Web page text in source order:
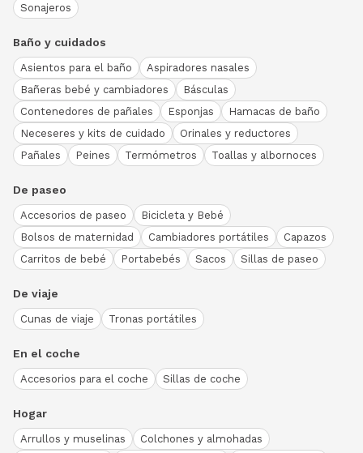
Sonajeros
Baño y cuidados
Asientos para el baño
Aspiradores nasales
Bañeras bebé y cambiadores
Básculas
Contenedores de pañales
Esponjas
Hamacas de baño
Neceseres y kits de cuidado
Orinales y reductores
Pañales
Peines Termómetros Toallas y albornoces
De paseo
Accesorios de paseo
Bicicleta y Bebé
Bolsos de maternidad
Cambiadores portátiles
Capazos
Carritos de bebé
Portabebés Sacos Sillas de paseo
De viaje
Cunas de viaje Tronas portátiles
En el coche
Accesorios para el coche Sillas de coche
Hogar
Arrullos y muselinas
Colchones y almohadas